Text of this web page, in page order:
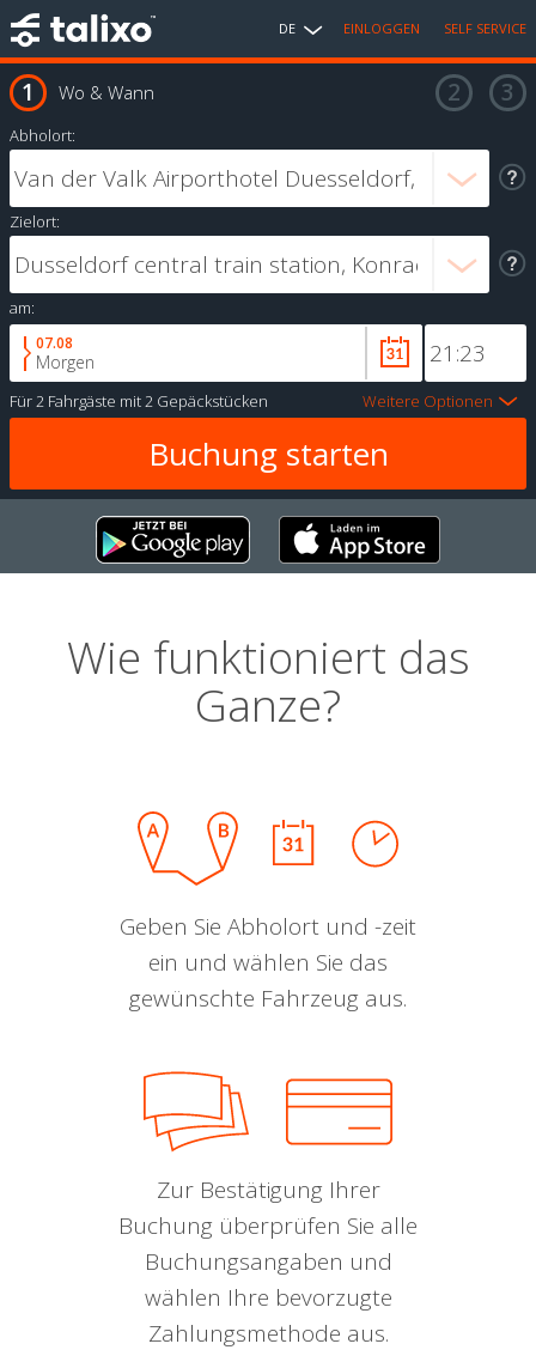
DE EINLOGGEN SELF SERVICE
Wo & Wann
Abholort:
Zielort:
am:
07.08
Morgen
Für2 Fahrgäste mit2 Gepäckstücken Weitere Optionen
Wie funktioniert das
Ganze?
Geben Sie Abholort und -zeit
ein und wählen Sie das
gewünschte Fahrzeug aus.
Zur Bestätigung Ihrer
Buchung überprüfen Sie alle
Buchungsangaben und
wählen Ihre bevorzugte
Zahlungsmethode aus.